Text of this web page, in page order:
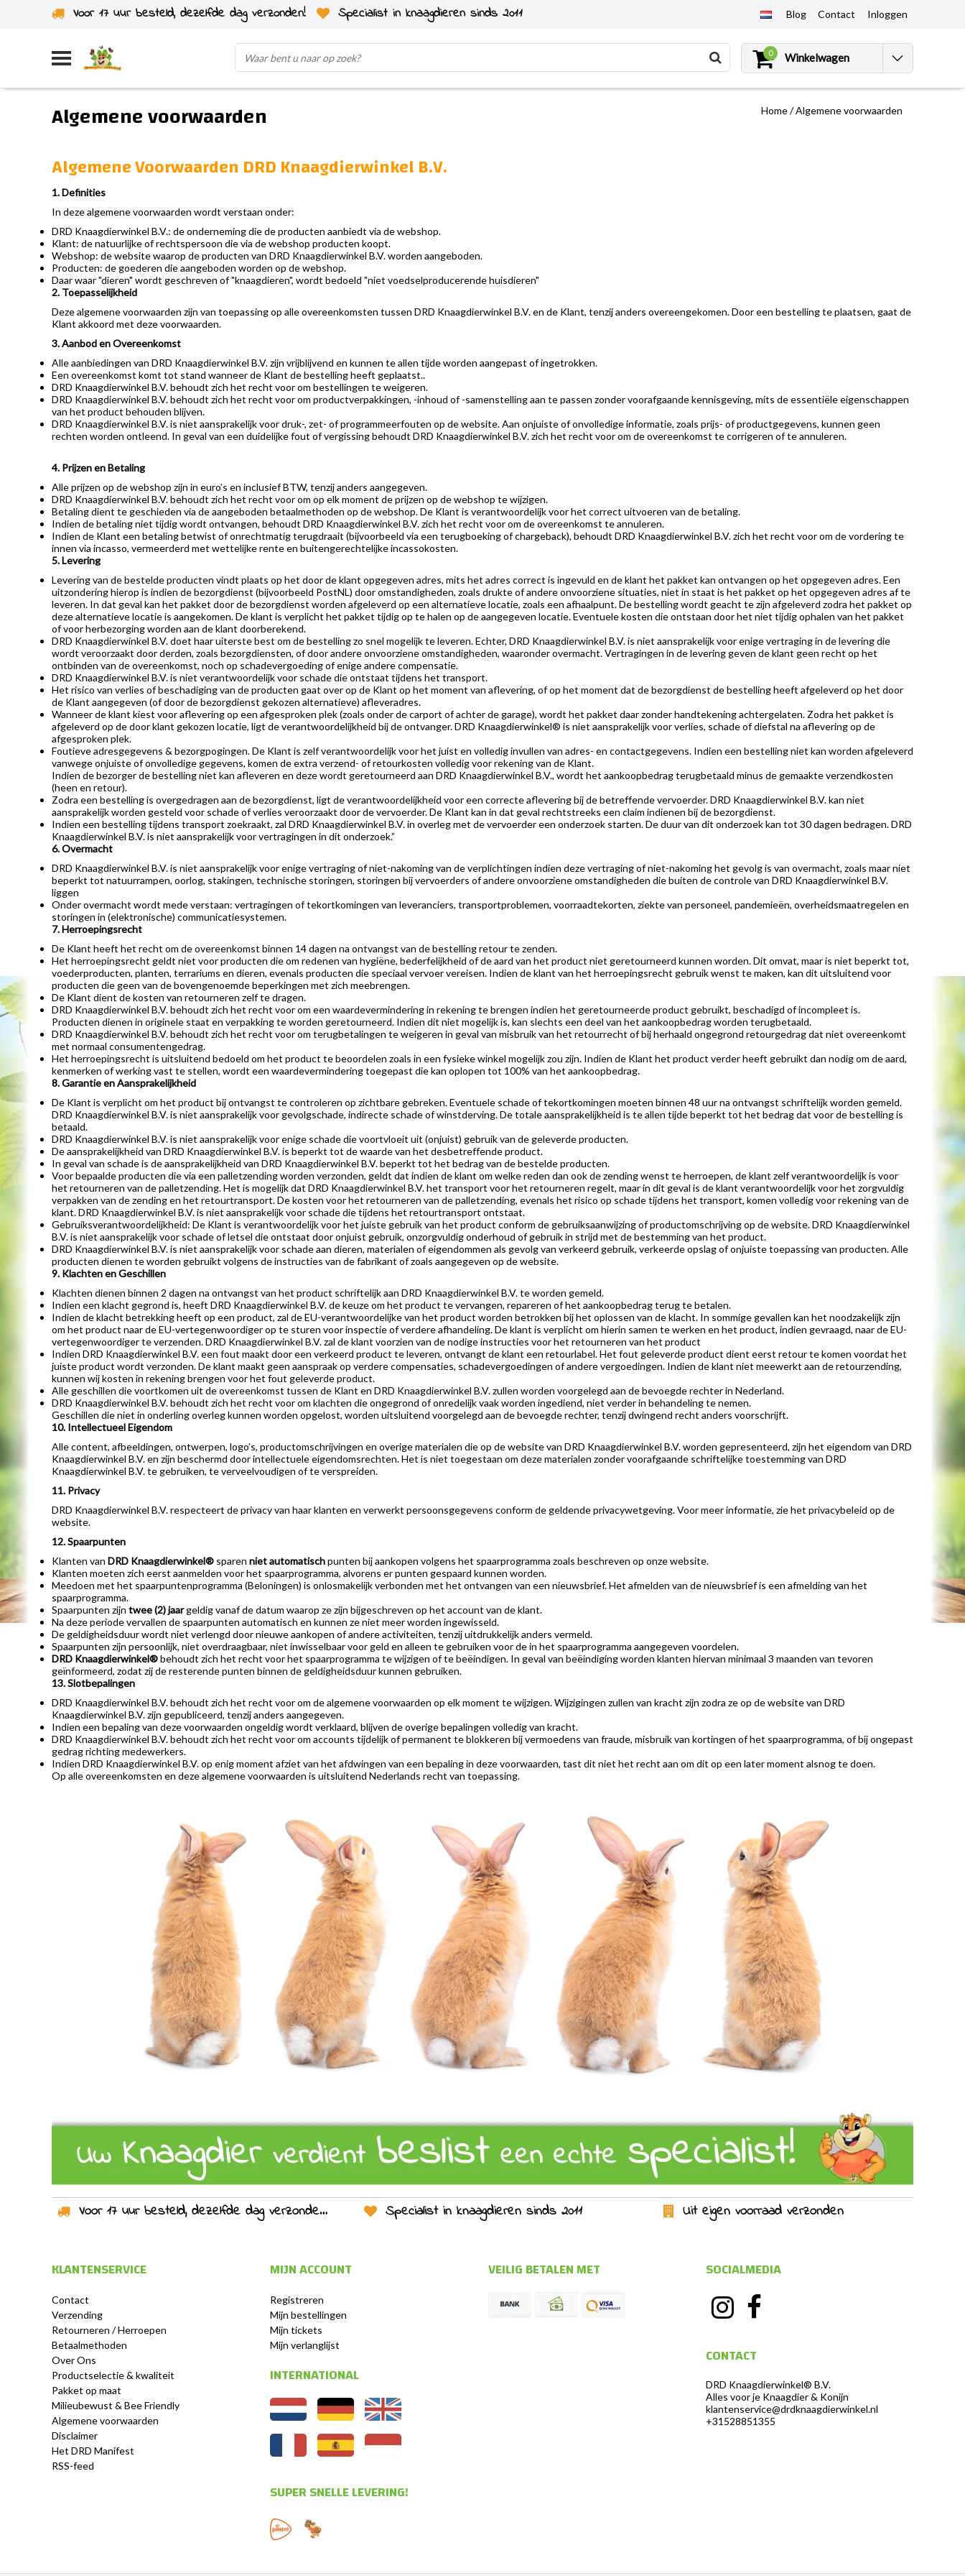
Voor 17 uur besteld, dezelfde dag verzonden!
Specialist in knaagdieren sinds 2011
Uit eigen voorraad verzonden
Blog Contact Inloggen
0 Winkelwagen
Algemene voorwaarden Home/Algemene voorwaarden
Algemene Voorwaarden DRD Knaagdierwinkel B.V.
1. Definities
In deze algemene voorwaarden wordt verstaan onder:
DRD Knaagdierwinkel B.V.: de onderneming die de producten aanbiedt via de webshop.
Klant: de natuurlijke of rechtspersoon die via de webshop producten koopt.
Webshop: de website waarop de producten van DRD Knaagdierwinkel B.V. worden aangeboden.
Producten: de goederen die aangeboden worden op de webshop.
Daar waar "dieren" wordt geschreven of "knaagdieren", wordt bedoeld "niet voedselproducerende huisdieren"
2. Toepasselijkheid
Deze algemene voorwaarden zijn van toepassing op alle overeenkomsten tussen DRD Knaagdierwinkel B.V. en de Klant, tenzij anders overeengekomen. Door een bestelling te plaatsen, gaat de
Klant akkoord met deze voorwaarden.
3. Aanbod en Overeenkomst
Alle aanbiedingen van DRD Knaagdierwinkel B.V. zijn vrijblijvend en kunnen te allen tijde worden aangepast of ingetrokken.
Een overeenkomst komt tot stand wanneer de Klant de bestelling heeft geplaatst..
DRD Knaagdierwinkel B.V. behoudt zich het recht voor om bestellingen te weigeren.
DRD Knaagdierwinkel B.V. behoudt zich het recht voor om productverpakkingen, -inhoud of -samenstelling aan te passen zonder voorafgaande kennisgeving, mits de essentiële eigenschappen
van het product behouden blijven.
DRD Knaagdierwinkel B.V. is niet aansprakelijk voor druk-, zet- of programmeerfouten op de website. Aan onjuiste of onvolledige informatie, zoals prijs- of productgegevens, kunnen geen
rechten worden ontleend. In geval van een duidelijke fout of vergissing behoudt DRD Knaagdierwinkel B.V. zich het recht voor om de overeenkomst te corrigeren of te annuleren.
4. Prijzen en Betaling
Alle prijzen op de webshop zijn in euro’s en inclusief BTW, tenzij anders aangegeven.
DRD Knaagdierwinkel B.V. behoudt zich het recht voor om op elk moment de prijzen op de webshop te wijzigen.
Betaling dient te geschieden via de aangeboden betaalmethoden op de webshop. De Klant is verantwoordelijk voor het correct uitvoeren van de betaling.
Indien de betaling niet tijdig wordt ontvangen, behoudt DRD Knaagdierwinkel B.V. zich het recht voor om de overeenkomst te annuleren.
Indien de Klant een betaling betwist of onrechtmatig terugdraait (bijvoorbeeld via een terugboeking of chargeback), behoudt DRD Knaagdierwinkel B.V. zich het recht voor om de vordering te
innen via incasso, vermeerderd met wettelijke rente en buitengerechtelijke incassokosten.
5. Levering
Levering van de bestelde producten vindt plaats op het door de klant opgegeven adres, mits het adres correct is ingevuld en de klant het pakket kan ontvangen op het opgegeven adres. Een
uitzondering hierop is indien de bezorgdienst (bijvoorbeeld PostNL) door omstandigheden, zoals drukte of andere onvoorziene situaties, niet in staat is het pakket op het opgegeven adres af te
leveren. In dat geval kan het pakket door de bezorgdienst worden afgeleverd op een alternatieve locatie, zoals een afhaalpunt. De bestelling wordt geacht te zijn afgeleverd zodra het pakket op
deze alternatieve locatie is aangekomen. De klant is verplicht het pakket tijdig op te halen op de aangegeven locatie. Eventuele kosten die ontstaan door het niet tijdig ophalen van het pakket
of voor herbezorging worden aan de klant doorberekend.
DRD Knaagdierwinkel B.V. doet haar uiterste best om de bestelling zo snel mogelijk te leveren. Echter, DRD Knaagdierwinkel B.V. is niet aansprakelijk voor enige vertraging in de levering die
wordt veroorzaakt door derden, zoals bezorgdiensten, of door andere onvoorziene omstandigheden, waaronder overmacht. Vertragingen in de levering geven de klant geen recht op het
ontbinden van de overeenkomst, noch op schadevergoeding of enige andere compensatie.
DRD Knaagdierwinkel B.V. is niet verantwoordelijk voor schade die ontstaat tijdens het transport.
Het risico van verlies of beschadiging van de producten gaat over op de Klant op het moment van aflevering, of op het moment dat de bezorgdienst de bestelling heeft afgeleverd op het door
de Klant aangegeven (of door de bezorgdienst gekozen alternatieve) afleveradres.
Wanneer de klant kiest voor aflevering op een afgesproken plek (zoals onder de carport of achter de garage), wordt het pakket daar zonder handtekening achtergelaten. Zodra het pakket is
afgeleverd op de door klant gekozen locatie, ligt de verantwoordelijkheid bij de ontvanger. DRD Knaagdierwinkel® is niet aansprakelijk voor verlies, schade of diefstal na aflevering op de
afgesproken plek.
Foutieve adresgegevens & bezorgpogingen. De Klant is zelf verantwoordelijk voor het juist en volledig invullen van adres- en contactgegevens. Indien een bestelling niet kan worden afgeleverd
vanwege onjuiste of onvolledige gegevens, komen de extra verzend- of retourkosten volledig voor rekening van de Klant.
Indien de bezorger de bestelling niet kan afleveren en deze wordt geretourneerd aan DRD Knaagdierwinkel B.V., wordt het aankoopbedrag terugbetaald minus de gemaakte verzendkosten
(heen en retour).
Zodra een bestelling is overgedragen aan de bezorgdienst, ligt de verantwoordelijkheid voor een correcte aflevering bij de betreffende vervoerder. DRD Knaagdierwinkel B.V. kan niet
aansprakelijk worden gesteld voor schade of verlies veroorzaakt door de vervoerder. De Klant kan in dat geval rechtstreeks een claim indienen bij de bezorgdienst.
Indien een bestelling tijdens transport zoekraakt, zal DRD Knaagdierwinkel B.V. in overleg met de vervoerder een onderzoek starten. De duur van dit onderzoek kan tot 30 dagen bedragen. DRD
Knaagdierwinkel B.V. is niet aansprakelijk voor vertragingen in dit onderzoek.”
6. Overmacht
DRD Knaagdierwinkel B.V. is niet aansprakelijk voor enige vertraging of niet-nakoming van de verplichtingen indien deze vertraging of niet-nakoming het gevolg is van overmacht, zoals maar niet
beperkt tot natuurrampen, oorlog, stakingen, technische storingen, storingen bij vervoerders of andere onvoorziene omstandigheden die buiten de controle van DRD Knaagdierwinkel B.V.
liggen
Onder overmacht wordt mede verstaan: vertragingen of tekortkomingen van leveranciers, transportproblemen, voorraadtekorten, ziekte van personeel, pandemieën, overheidsmaatregelen en
storingen in (elektronische) communicatiesystemen.
7. Herroepingsrecht
De Klant heeft het recht om de overeenkomst binnen 14 dagen na ontvangst van de bestelling retour te zenden.
Het herroepingsrecht geldt niet voor producten die om redenen van hygiëne, bederfelijkheid of de aard van het product niet geretourneerd kunnen worden. Dit omvat, maar is niet beperkt tot,
voederproducten, planten, terrariums en dieren, evenals producten die speciaal vervoer vereisen. Indien de klant van het herroepingsrecht gebruik wenst te maken, kan dit uitsluitend voor
producten die geen van de bovengenoemde beperkingen met zich meebrengen.
De Klant dient de kosten van retourneren zelf te dragen.
DRD Knaagdierwinkel B.V. behoudt zich het recht voor om een waardevermindering in rekening te brengen indien het geretourneerde product gebruikt, beschadigd of incompleet is.
Producten dienen in originele staat en verpakking te worden geretourneerd. Indien dit niet mogelijk is, kan slechts een deel van het aankoopbedrag worden terugbetaald.
DRD Knaagdierwinkel B.V. behoudt zich het recht voor om terugbetalingen te weigeren in geval van misbruik van het retourrecht of bij herhaald ongegrond retourgedrag dat niet overeenkomt
met normaal consumentengedrag.
Het herroepingsrecht is uitsluitend bedoeld om het product te beoordelen zoals in een fysieke winkel mogelijk zou zijn. Indien de Klant het product verder heeft gebruikt dan nodig om de aard,
kenmerken of werking vast te stellen, wordt een waardevermindering toegepast die kan oplopen tot 100% van het aankoopbedrag.
8. Garantie en Aansprakelijkheid
De Klant is verplicht om het product bij ontvangst te controleren op zichtbare gebreken. Eventuele schade of tekortkomingen moeten binnen 48 uur na ontvangst schriftelijk worden gemeld.
DRD Knaagdierwinkel B.V. is niet aansprakelijk voor gevolgschade, indirecte schade of winstderving. De totale aansprakelijkheid is te allen tijde beperkt tot het bedrag dat voor de bestelling is
betaald.
DRD Knaagdierwinkel B.V. is niet aansprakelijk voor enige schade die voortvloeit uit (onjuist) gebruik van de geleverde producten.
De aansprakelijkheid van DRD Knaagdierwinkel B.V. is beperkt tot de waarde van het desbetreffende product.
In geval van schade is de aansprakelijkheid van DRD Knaagdierwinkel B.V. beperkt tot het bedrag van de bestelde producten.
Voor bepaalde producten die via een palletzending worden verzonden, geldt dat indien de klant om welke reden dan ook de zending wenst te herroepen, de klant zelf verantwoordelijk is voor
het retourneren van de palletzending. Het is mogelijk dat DRD Knaagdierwinkel B.V. het transport voor het retourneren regelt, maar in dit geval is de klant verantwoordelijk voor het zorgvuldig
verpakken van de zending en het retourtransport. De kosten voor het retourneren van de palletzending, evenals het risico op schade tijdens het transport, komen volledig voor rekening van de
klant. DRD Knaagdierwinkel B.V. is niet aansprakelijk voor schade die tijdens het retourtransport ontstaat.
Gebruiksverantwoordelijkheid: De Klant is verantwoordelijk voor het juiste gebruik van het product conform de gebruiksaanwijzing of productomschrijving op de website. DRD Knaagdierwinkel
B.V. is niet aansprakelijk voor schade of letsel die ontstaat door onjuist gebruik, onzorgvuldig onderhoud of gebruik in strijd met de bestemming van het product.
DRD Knaagdierwinkel B.V. is niet aansprakelijk voor schade aan dieren, materialen of eigendommen als gevolg van verkeerd gebruik, verkeerde opslag of onjuiste toepassing van producten. Alle
producten dienen te worden gebruikt volgens de instructies van de fabrikant of zoals aangegeven op de website.
9. Klachten en Geschillen
Klachten dienen binnen 2 dagen na ontvangst van het product schriftelijk aan DRD Knaagdierwinkel B.V. te worden gemeld.
Indien een klacht gegrond is, heeft DRD Knaagdierwinkel B.V. de keuze om het product te vervangen, repareren of het aankoopbedrag terug te betalen.
Indien de klacht betrekking heeft op een product, zal de EU-verantwoordelijke van het product worden betrokken bij het oplossen van de klacht. In sommige gevallen kan het noodzakelijk zijn
om het product naar de EU-vertegenwoordiger op te sturen voor inspectie of verdere afhandeling. De klant is verplicht om hierin samen te werken en het product, indien gevraagd, naar de EU-
vertegenwoordiger te verzenden. DRD Knaagdierwinkel B.V. zal de klant voorzien van de nodige instructies voor het retourneren van het product
Indien DRD Knaagdierwinkel B.V. een fout maakt door een verkeerd product te leveren, ontvangt de klant een retourlabel. Het fout geleverde product dient eerst retour te komen voordat het
juiste product wordt verzonden. De klant maakt geen aanspraak op verdere compensaties, schadevergoedingen of andere vergoedingen. Indien de klant niet meewerkt aan de retourzending,
kunnen wij kosten in rekening brengen voor het fout geleverde product.
Alle geschillen die voortkomen uit de overeenkomst tussen de Klant en DRD Knaagdierwinkel B.V. zullen worden voorgelegd aan de bevoegde rechter in Nederland.
DRD Knaagdierwinkel B.V. behoudt zich het recht voor om klachten die ongegrond of onredelijk vaak worden ingediend, niet verder in behandeling te nemen.
Geschillen die niet in onderling overleg kunnen worden opgelost, worden uitsluitend voorgelegd aan de bevoegde rechter, tenzij dwingend recht anders voorschrijft.
10. Intellectueel Eigendom
Alle content, afbeeldingen, ontwerpen, logo’s, productomschrijvingen en overige materialen die op de website van DRD Knaagdierwinkel B.V. worden gepresenteerd, zijn het eigendom van DRD
Knaagdierwinkel B.V. en zijn beschermd door intellectuele eigendomsrechten. Het is niet toegestaan om deze materialen zonder voorafgaande schriftelijke toestemming van DRD
Knaagdierwinkel B.V. te gebruiken, te verveelvoudigen of te verspreiden.
11. Privacy
DRD Knaagdierwinkel B.V. respecteert de privacy van haar klanten en verwerkt persoonsgegevens conform de geldende privacywetgeving. Voor meer informatie, zie het privacybeleid op de
website.
12. Spaarpunten
Klanten van DRD Knaagdierwinkel® sparen nietautomatischpunten bij aankopen volgens het spaarprogramma zoals beschreven op onze website.
Klanten moeten zich eerst aanmelden voor het spaarprogramma, alvorens er punten gespaard kunnen worden.
Meedoen met het spaarpuntenprogramma (Beloningen) is onlosmakelijk verbonden met het ontvangen van een nieuwsbrief. Het afmelden van de nieuwsbrief is een afmelding van het
spaarprogramma.
Spaarpunten zijn twee (2) jaargeldig vanaf de datum waarop ze zijn bijgeschreven op het account van de klant.
Na deze periode vervallen de spaarpunten automatisch en kunnen ze niet meer worden ingewisseld.
De geldigheidsduur wordt niet verlengd door nieuwe aankopen of andere activiteiten, tenzij uitdrukkelijk anders vermeld.
Spaarpunten zijn persoonlijk, niet overdraagbaar, niet inwisselbaar voor geld en alleen te gebruiken voor de in het spaarprogramma aangegeven voordelen.
DRD Knaagdierwinkel®behoudt zich het recht voor het spaarprogramma te wijzigen of te beëindigen. In geval van beëindiging worden klanten hiervan minimaal 3 maanden van tevoren
geïnformeerd, zodat zij de resterende punten binnen de geldigheidsduur kunnen gebruiken.
13. Slotbepalingen
DRD Knaagdierwinkel B.V. behoudt zich het recht voor om de algemene voorwaarden op elk moment te wijzigen. Wijzigingen zullen van kracht zijn zodra ze op de website van DRD
Knaagdierwinkel B.V. zijn gepubliceerd, tenzij anders aangegeven.
Indien een bepaling van deze voorwaarden ongeldig wordt verklaard, blijven de overige bepalingen volledig van kracht.
DRD Knaagdierwinkel B.V. behoudt zich het recht voor om accounts tijdelijk of permanent te blokkeren bij vermoedens van fraude, misbruik van kortingen of het spaarprogramma, of bij ongepast
gedrag richting medewerkers.
Indien DRD Knaagdierwinkel B.V. op enig moment afziet van het afdwingen van een bepaling in deze voorwaarden, tast dit niet het recht aan om dit op een later moment alsnog te doen.
Op alle overeenkomsten en deze algemene voorwaarden is uitsluitend Nederlands recht van toepassing.
Voor 17 uur besteld, dezelfde dag verzonden! Specialist in knaagdieren sinds 2011 Uit eigen voorraad verzonden
KLANTENSERVICE
Contact
Verzending
Retourneren / Herroepen
Betaalmethoden
Over Ons
Productselectie & kwaliteit
Pakket op maat
Milieubewust & Bee Friendly
Algemene voorwaarden
Disclaimer
Het DRD Manifest
RSS-feed
MIJN ACCOUNT
Registreren
Mijn bestellingen
Mijn tickets
Mijn verlanglijst
INTERNATIONAL
SUPER SNELLE LEVERING!
VEILIG BETALEN MET SOCIALMEDIA
CONTACT
DRD Knaagdierwinkel® B.V.
Alles voor je Knaagdier & Konijn
klantenservice@drdknaagdierwinkel.nl
+31528851355